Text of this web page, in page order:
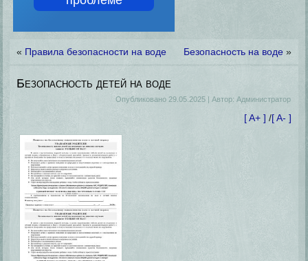
« Правила безопасности на воде Безопасность на воде»
Безопасность детей на воде
Опубликовано 29.05.2025| Автор: Администратор
[ A+ ] /[ A- ]